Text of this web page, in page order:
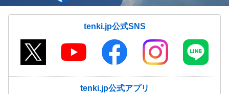
tenki.jp公式SNS
tenki.jp公式アプリ